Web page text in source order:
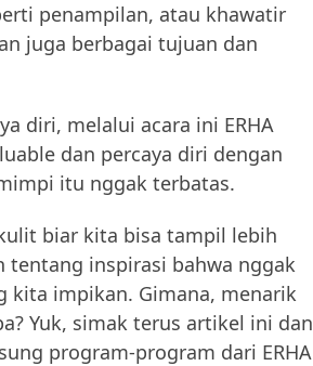
penampilan, atau khawatir
juga berbagai tujuan dan
diri, melalui acara ini ERHA
dan percaya diri dengan
itu nggak terbatas.
biar kita bisa tampil lebih
tentang inspirasi bahwa nggak
kita impikan. Gimana, menarik
Yuk, simak terus artikel ini dan
program-program dari ERHA